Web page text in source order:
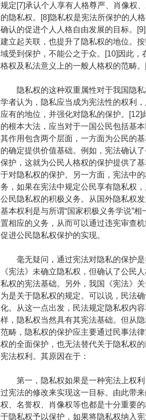
规定[7]承认个人享有人格尊严、肖像权
的隐私权。[8]隐私权是宪法所保护的人
确认的促进个人人格自由发展的目标。
建立起关联，也提升了隐私权的地位。
域受到保护，不能公之于众。[10]因此，
格权及私法意义上的一般人格权的范畴。
隐私权的这种双重属性对于我国隐私
学者认为，隐私应当成为宪法性的权利
应有的地位，并强化对隐私的保护。
的根本大法，应当对于一国公民包括基
其作用包含两个层面，一方面为公民的
的确定提供价值基础。例如，宪法确认
保护，这就为公民人格权的保护提供了
于对隐私权的保护。另一方面，宪法中
务，如果在宪法中规定公民享有隐私权
公民隐私权的积极义务。从国外隐私权
基本权利是与所谓“国家积极义务学说”
置相应的义务，从而可以通过违宪审查
促进公民隐私权保护的实现。
毫无疑问，通过宪法对隐私的保护是
《宪法》未确立隐私权，但确认了公民
私权的宪法基础。另外，我国《宪法》
为是关于隐私权的规定。可以说，民法
化。从这一点出发，民法规定隐私权内
样，隐私权当然具有其宪法基础。但从
范畴，隐私权的保护应主要通过民事法
权的全面保护，也无法替代关于隐私权
宪法权利。其原因在于：
第一，隐私权如果是一种宪法上权利
过宪法的修改来实现这一目标。由此带
权、名誉权、肖像权等也都是十分重要
于隐私权予以保护，如果将隐私权纳入